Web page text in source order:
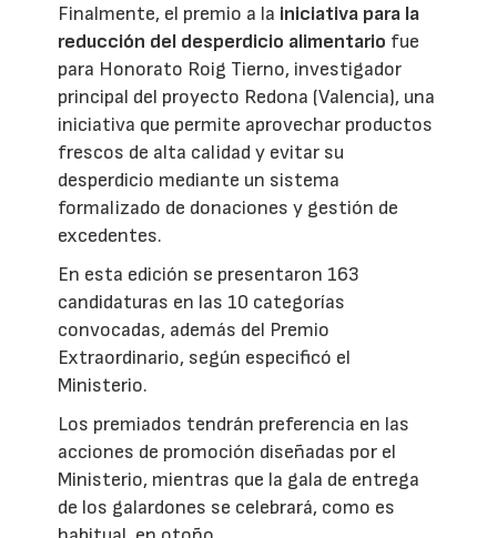
Finalmente, el premio a la iniciativa para la
reducción del desperdicio alimentario fue
para Honorato Roig Tierno, investigador
principal del proyecto Redona (Valencia), una
iniciativa que permite aprovechar productos
frescos de alta calidad y evitar su
desperdicio mediante un sistema
formalizado de donaciones y gestión de
excedentes.
En esta edición se presentaron 163
candidaturas en las 10 categorías
convocadas, además del Premio
Extraordinario, según especificó el
Ministerio.
Los premiados tendrán preferencia en las
acciones de promoción diseñadas por el
Ministerio, mientras que la gala de entrega
de los galardones se celebrará, como es